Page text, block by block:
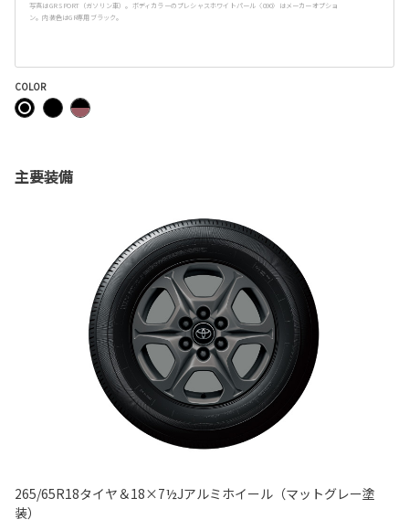
写真はGR SPORT（ガソリン車）。ボディカラーのプレシャスホワイトパール〈090〉はメーカーオプショ
ン。内装色はGR専用ブラック。
COLOR
主要装備
265/65R18タイヤ＆18×7½Jアルミホイール（マットグレー塗
装）